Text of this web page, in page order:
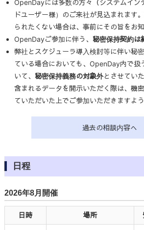
OpenDayには多数の方々（システムイン
ドユーザー様）のご来社が見込まれます
られたくない場合は、事前にその旨をお知
OpenDayご参加に伴う、 秘密保持契約は
弊社とスケジューラ導入検討等に伴い秘
ている場合においても、OpenDay内で扱
いて、 秘密保持義務の対象外とさせてい
含まれるデータを開示いただく際は、機
ていただいた上でご参加いただきますよ
過去の相談内容へ
日程
2026年8月開催
日時 場所